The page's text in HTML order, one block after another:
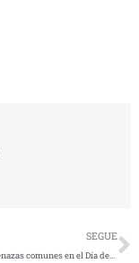
SEGUE
Cuatro ciberamenazas comunes en el Día del Soltero